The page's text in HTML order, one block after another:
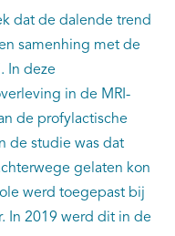
dat de dalende trend
samenhing met de
In deze
in de MRI-
de profylactische
de studie was dat
gelaten kon
werd toegepast bij
In 2019 werd dit in de